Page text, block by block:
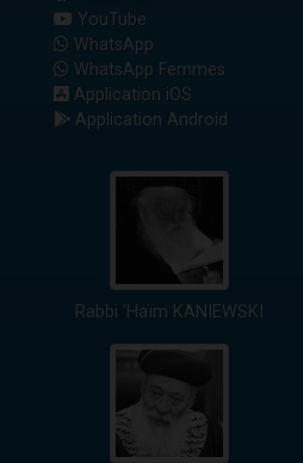
YouTube
WhatsApp
WhatsApp Femmes
Application iOS
Application Android
Rabbi 'Haïm KANIEWSKI